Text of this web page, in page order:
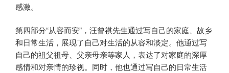
感激。
第四部分“从容而安”，汪曾祺先生通过写自己的家庭、故乡
和日常生活，展现了自己对生活的从容和淡定。他通过写
自己的祖父祖母、父亲母亲等家人，表达了对家庭的深厚
感情和对亲情的珍视。同时，他也通过写自己的日常生活